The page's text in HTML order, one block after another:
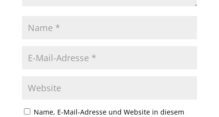
Name, E-Mail-Adresse und Website in diesem